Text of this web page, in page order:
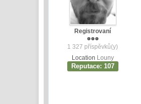
Registrovaní
1 327 příspěvků(y)
Location Louny
Reputace: 107